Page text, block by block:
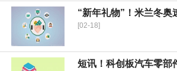
“新年礼物”！米兰冬奥
[02-18]
短讯！科创板汽车零部